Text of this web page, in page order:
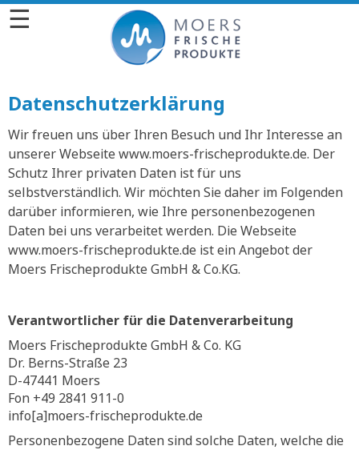
☰
Datenschutzerklärung
Wir freuen uns über Ihren Besuch und Ihr Interesse an
unserer Webseite www.moers-frischeprodukte.de. Der
Schutz Ihrer privaten Daten ist für uns
selbstverständlich. Wir möchten Sie daher im Folgenden
darüber informieren, wie Ihre personenbezogenen
Daten bei uns verarbeitet werden. Die Webseite
www.moers-frischeprodukte.de ist ein Angebot der
Moers Frischeprodukte GmbH & Co.KG.
Verantwortlicher für die Datenverarbeitung
Moers Frischeprodukte GmbH & Co. KG
Dr. Berns-Straße 23
D-47441 Moers
Fon +49 2841 911-0
info[a]moers-frischeprodukte.de
Personenbezogene Daten sind solche Daten, welche die